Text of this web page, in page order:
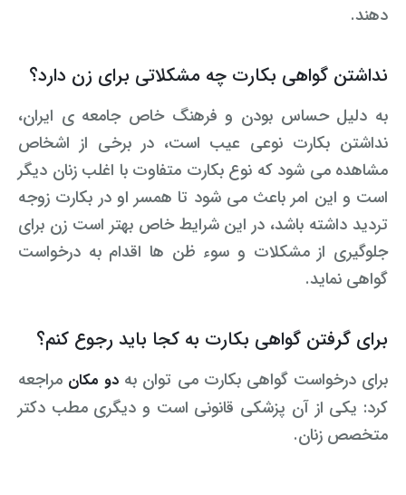
دهند.
نداشتن گواهی بکارت چه مشکلاتی برای زن دارد؟
به دلیل حساس بودن و فرهنگ خاص جامعه ی ایران،
نداشتن بکارت نوعی عیب است، در برخی از اشخاص
مشاهده می شود که نوع بکارت متفاوت با اغلب زنان دیگر
است و این امر باعث می شود تا همسر او در بکارت زوجه
تردید داشته باشد، در این شرایط خاص بهتر است زن برای
جلوگیری از مشکلات و سوء ظن ها اقدام به درخواست
گواهی نماید.
برای گرفتن گواهی بکارت به کجا باید رجوع کنم؟
برای درخواست گواهی بکارت می توان به دو مکان مراجعه
کرد: یکی از آن پزشکی قانونی است و دیگری مطب دکتر
متخصص زنان.